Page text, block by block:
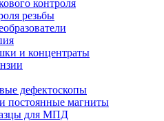
контроля
резьбы
и концентраты
дефектоскопы
постоянные магниты
для МПД